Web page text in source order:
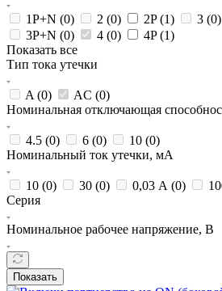
1P+N (0) 2 (0) 2P (1) 3 (0)
3P+N (0) 4 (0) 4P (1)
Показать все
Тип тока утечки
A (0) AC (0)
Номинальная отключающая
4.5 (0) 6 (0) 10 (0)
Номинальный ток утечки, мА
10 (0) 30 (0) 0,03 А (0)
Серия
Номинальное рабочее напряжение, В
Показать